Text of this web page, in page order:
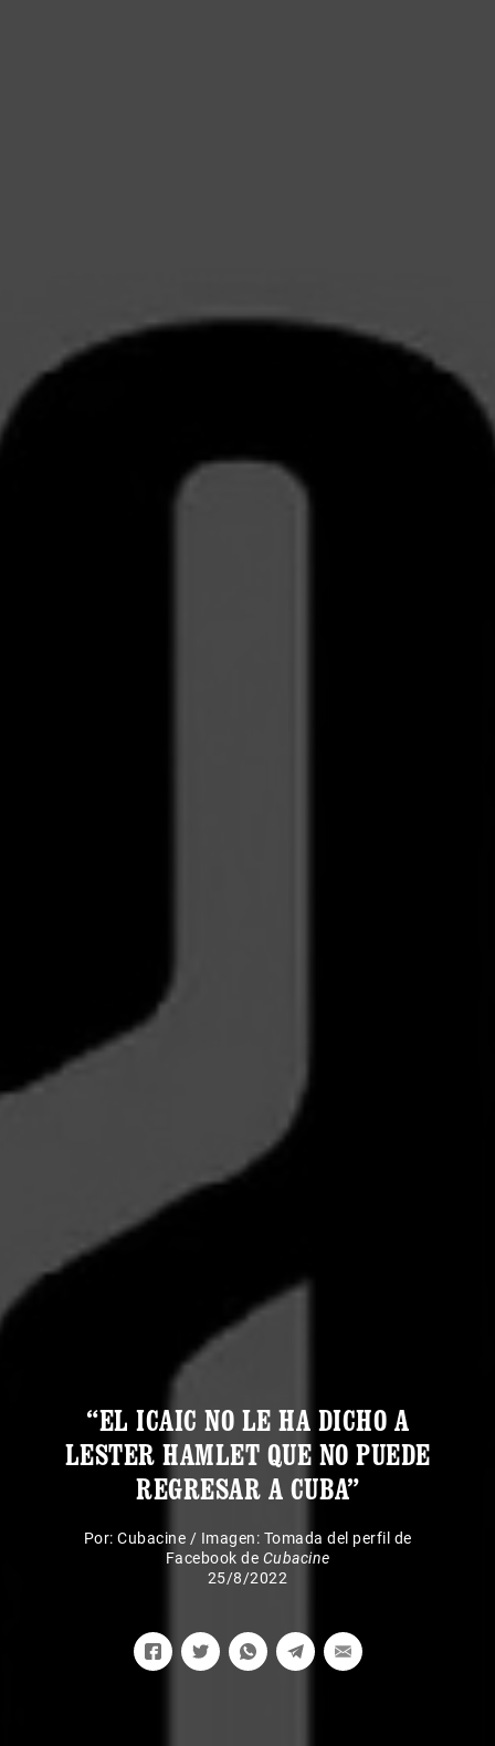
“EL ICAIC NO LE HA DICHO A
LESTER HAMLET QUE NO PUEDE
REGRESAR A CUBA”
Por: Cubacine / Imagen: Tomada del perfil de
Facebook de Cubacine
25/8/2022